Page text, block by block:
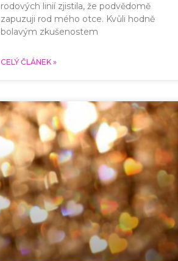
rodových linií zjistila, že podvědomě
zapuzuji rod mého otce. Kvůli hodně
bolavým zkušenostem
CELÝ ČLÁNEK »